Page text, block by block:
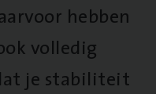
hebben
volledig
je stabiliteit